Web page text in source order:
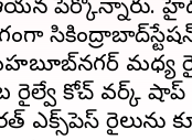
పేర్కొన్నారు.
మధ్య
రైల్వే కోచ్‌ వర్క్‌
ఎక్స్‌ప్రెస్ రైలును